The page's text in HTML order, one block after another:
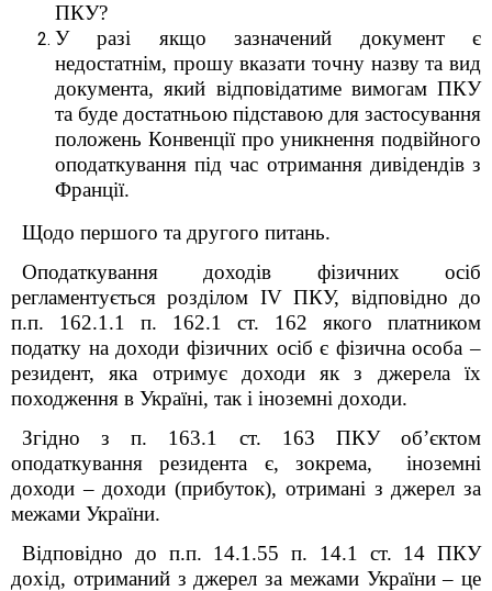
ПКУ?
У разі якщо зазначений документ є
недостатнім, прошу вказати точну назву та вид
документа, який відповідатиме вимогам ПКУ
та буде достатньою підставою для застосування
положень Конвенції про уникнення подвійного
оподаткування під час отримання дивідендів з
Франції.
Щодо першого та другого питань.
Оподаткування доходів фізичних осіб
регламентується розділом IV ПКУ, відповідно до
п.п. 162.1.1 п. 162.1 ст. 162 якого платником
податку на доходи фізичних осіб є фізична особа –
резидент, яка отримує доходи як з джерела їх
походження в Україні, так і іноземні доходи.
Згідно з п. 163.1 ст. 163 ПКУ об’єктом
оподаткування резидента є, зокрема, іноземні
доходи – доходи (прибуток), отримані з джерел за
межами України.
Відповідно до п.п. 14.1.55 п. 14.1 ст. 14 ПКУ
дохід, отриманий з джерел за межами України – це